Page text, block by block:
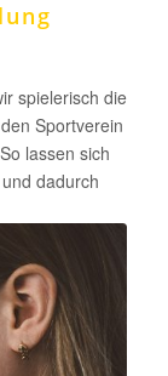
spielerisch die
Sportverein
lassen sich
dadurch